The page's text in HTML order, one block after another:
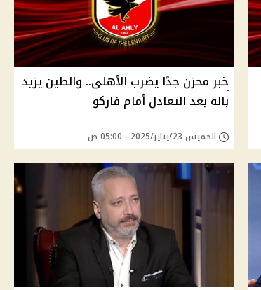
خبر محزن جدًا يضرب الأهلي.. والطين يزيد
بالة بعد التعادل أمام فاركو
الخميس 23/يناير/2025 - 05:00 ص